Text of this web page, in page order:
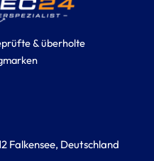
& überholte
Falkensee, Deutschland